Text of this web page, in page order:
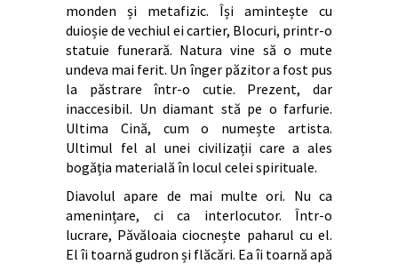
monden și metafizic. Își amintește cu
duioșie de vechiul ei cartier, Blocuri, printr-o
statuie funerară. Natura vine să o mute
undeva mai ferit. Un înger păzitor a fost pus
la păstrare într-o cutie. Prezent, dar
inaccesibil. Un diamant stă pe o farfurie.
Ultima Cină, cum o numește artista.
Ultimul fel al unei civilizații care a ales
bogăția materială în locul celei spirituale.
Diavolul apare de mai multe ori. Nu ca
amenințare, ci ca interlocutor. Într-o
lucrare, Păvăloaia ciocnește paharul cu el.
El îi toarnă gudron și flăcări. Ea îi toarnă apă